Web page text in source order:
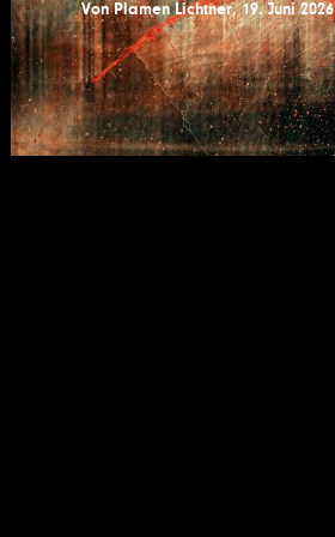
VonPlamen Lichtner,19. Juni 2026